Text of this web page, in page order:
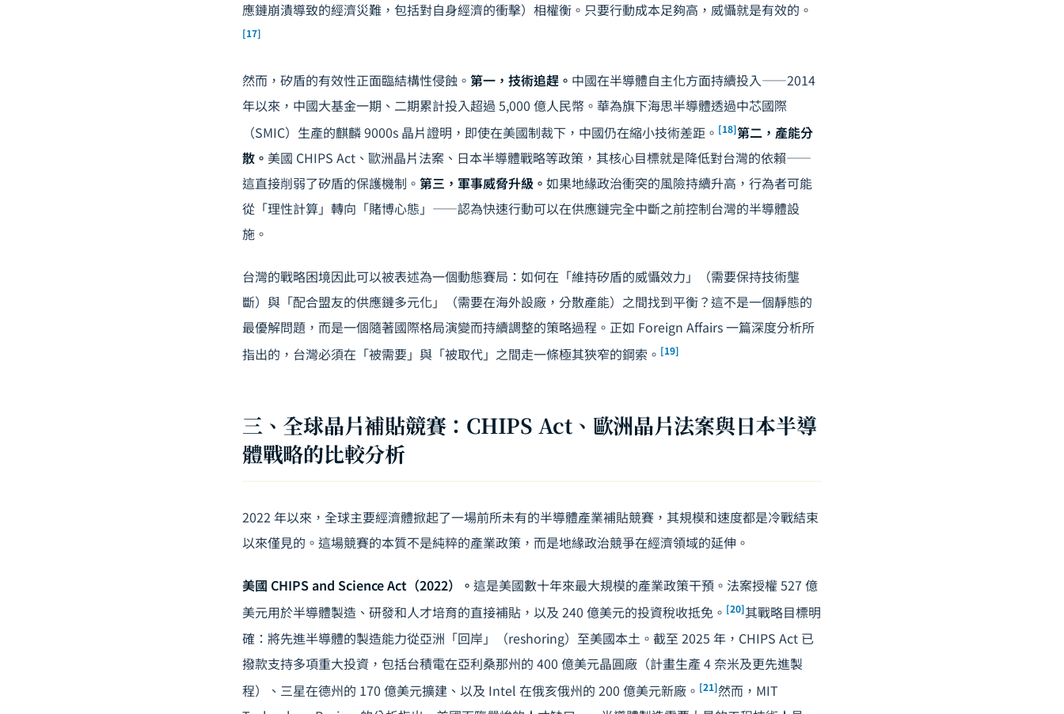
應鏈崩潰導致的經濟災難，包括對自身經濟的衝擊）相權衡。只要行動成本足夠高，威懾就是有效的。
[17]
然而，矽盾的有效性正面臨結構性侵蝕。 第一，技術追趕。 中國在半導體自主化方面持續投入——2014
年以來，中國大基金一期、二期累計投入超過 5,000 億人民幣。華為旗下海思半導體透過中芯國際
（SMIC）生產的麒麟 9000s 晶片證明，即使在美國制裁下，中國仍在縮小技術差距。 [18]第二，產能分
散。 美國 CHIPS Act、歐洲晶片法案、日本半導體戰略等政策，其核心目標就是降低對台灣的依賴——
這直接削弱了矽盾的保護機制。 第三，軍事威脅升級。 如果地緣政治衝突的風險持續升高，行為者可能
從「理性計算」轉向「賭博心態」——認為快速行動可以在供應鏈完全中斷之前控制台灣的半導體設
施。
台灣的戰略困境因此可以被表述為一個動態賽局：如何在「維持矽盾的威懾效力」（需要保持技術壟
斷）與「配合盟友的供應鏈多元化」（需要在海外設廠，分散產能）之間找到平衡？這不是一個靜態的
最優解問題，而是一個隨著國際格局演變而持續調整的策略過程。正如 Foreign Affairs 一篇深度分析所
指出的，台灣必須在「被需要」與「被取代」之間走一條極其狹窄的鋼索。 [19]
三、全球晶片補貼競賽：CHIPS Act、歐洲晶片法案與日本半導
體戰略的比較分析
2022 年以來，全球主要經濟體掀起了一場前所未有的半導體產業補貼競賽，其規模和速度都是冷戰結束
以來僅見的。這場競賽的本質不是純粹的產業政策，而是地緣政治競爭在經濟領域的延伸。
美國 CHIPS and Science Act（2022）。 這是美國數十年來最大規模的產業政策干預。法案授權 527 億
美元用於半導體製造、研發和人才培育的直接補貼，以及 240 億美元的投資稅收抵免。 [20]其戰略目標明
確：將先進半導體的製造能力從亞洲「回岸」（reshoring）至美國本土。截至 2025 年，CHIPS Act 已
撥款支持多項重大投資，包括台積電在亞利桑那州的 400 億美元晶圓廠（計畫生產 4 奈米及更先進製
程）、三星在德州的 170 億美元擴建、以及 Intel 在俄亥俄州的 200 億美元新廠。 [21]然而，MIT